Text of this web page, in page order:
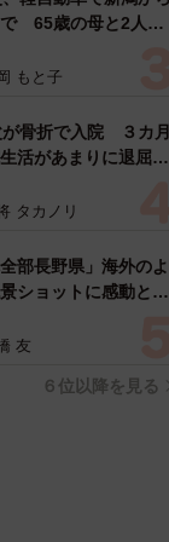
で 65歳の母と2人で
刻み… 「大学生で
もと子
骨折で入院 ３カ月
活があまりに退屈で
スケッチブックを見
タカノリ
全部長野県」海外のよ
ショットに感動と反
って気づいた」
友
６位以降を見る